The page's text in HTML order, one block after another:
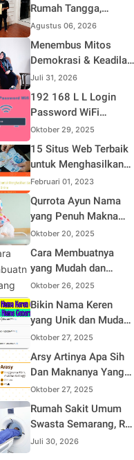
Jelang HUT ke-81
Indonesia
Rumah Tangga,
Kreator Kocak yang
Jago Bikin Kisah
Suami Takut Istri Jadi
Agustus 06, 2026
Menembus Mitos
Demokrasi & Keadilan
Sosial: Adv. Fara
Fariha Rodliyana
Soroti Distorsi
Aksi Main Hakim
Sendiri
Juli 31, 2026
192 168 L L Login
Password WiFi
Indihome Terbaru
2025
Oktober 29, 2025
15 Situs Web Terbaik
untuk Menghasilkan
Uang Online
Februari 01, 2023
Qurrota Ayun Nama
yang Penuh Makna
dalam Kehidupan
Muslim Indonesia
Oktober 20, 2025
Cara Membuatnya
yang Mudah dan
Efisien untuk Pemula
Oktober 26, 2025
Bikin Nama Keren
yang Unik dan Mudah
Dihafal
Oktober 27, 2025
Arsy Artinya Apa Sih
Dan Maknanya Yang
Mendalam
Oktober 27, 2025
Rumah Sakit Umum
Swasta Semarang, RS
Samsoe Hidajat
Juli 30, 2026